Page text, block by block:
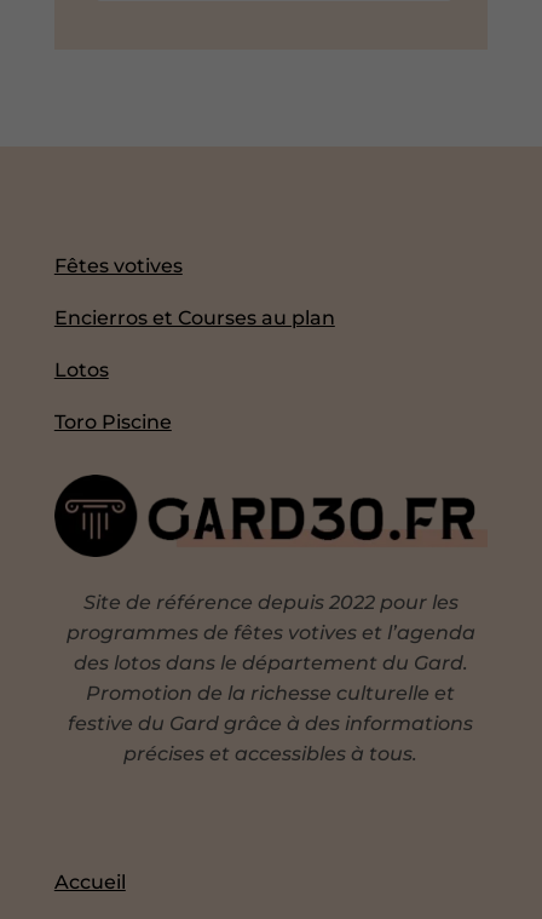
Fêtes votives
Encierros et Courses au plan
Lotos
Toro Piscine
Site de référence depuis 2022 pour les
programmes de fêtes votives et l’agenda
des lotos dans le département du Gard.
Promotion de la richesse culturelle et
festive du Gard grâce à des informations
précises et accessibles à tous.
Accueil